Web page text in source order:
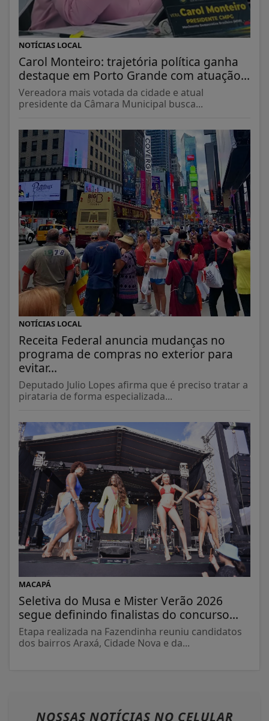
NOTÍCIAS LOCAL
Carol Monteiro: trajetória política ganha
destaque em Porto Grande com atuação...
Vereadora mais votada da cidade e atual
presidente da Câmara Municipal busca...
NOTÍCIAS LOCAL
Receita Federal anuncia mudanças no
programa de compras no exterior para
evitar...
Deputado Julio Lopes afirma que é preciso tratar a
pirataria de forma especializada...
MACAPÁ
Seletiva do Musa e Mister Verão 2026
segue definindo finalistas do concurso...
Etapa realizada na Fazendinha reuniu candidatos
dos bairros Araxá, Cidade Nova e da...
NOSSAS NOTÍCIAS NO CELULAR